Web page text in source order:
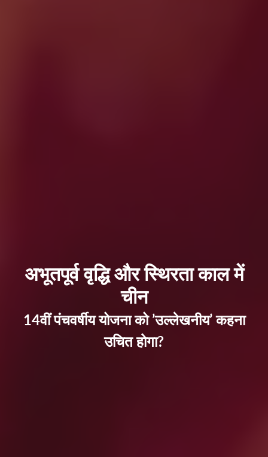
अभूतपूर्व वृद्धि और स्थिरता काल में
चीन
14वीं पंचवर्षीय योजना को ’उल्लेखनीय’ कहना
उचित होगा?